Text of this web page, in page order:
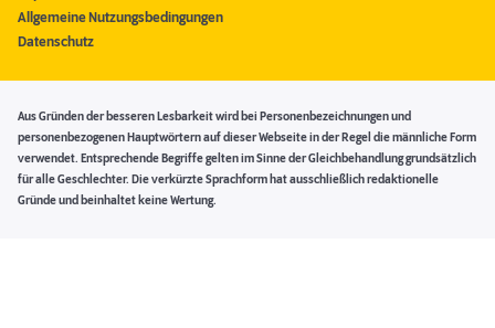
Allgemeine Nutzungsbedingungen
Datenschutz
Aus Gründen der besseren Lesbarkeit wird bei Personenbezeichnungen und
personenbezogenen Hauptwörtern auf dieser Webseite in der Regel die männliche Form
verwendet. Entsprechende Begriffe gelten im Sinne der Gleichbehandlung grundsätzlich
für alle Geschlechter. Die verkürzte Sprachform hat ausschließlich redaktionelle
Gründe und beinhaltet keine Wertung.